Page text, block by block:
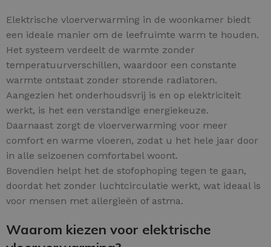
Elektrische vloerverwarming in de woonkamer biedt
een ideale manier om de leefruimte warm te houden.
Het systeem verdeelt de warmte zonder
temperatuurverschillen, waardoor een constante
warmte ontstaat zonder storende radiatoren.
Aangezien het onderhoudsvrij is en op elektriciteit
werkt, is het een verstandige energiekeuze.
Daarnaast zorgt de vloerverwarming voor meer
comfort en warme vloeren, zodat u het hele jaar door
in alle seizoenen comfortabel woont.
Bovendien helpt het de stofophoping tegen te gaan,
doordat het zonder luchtcirculatie werkt, wat ideaal is
voor mensen met allergieën of astma.
Waarom kiezen voor elektrische